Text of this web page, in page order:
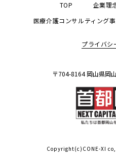
TOP 企業理
医療介護コンサルティング
プライバシ
〒704-8164 岡山県岡
Copyright(c)CONE-XI